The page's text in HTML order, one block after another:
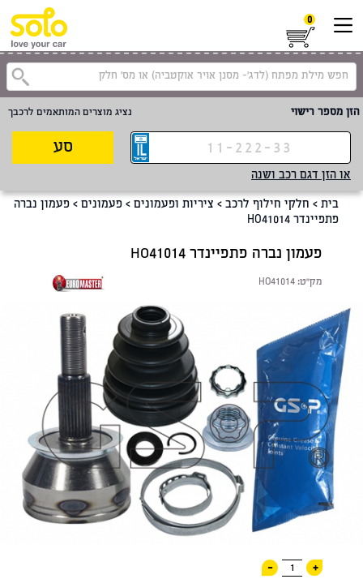
0
הזן מספר רישוי נציג מוצרים המותאמים לרכבך
סע
או הזן דגם רכב ושנה
בית > חלקי חילוף לרכב > ציריות ופעמונים > פעמונים > פעמון נברה
פתפיינדר HO41014
פעמון נברה פתפיינדר HO41014
מק"ט: HO41014
+
1
-